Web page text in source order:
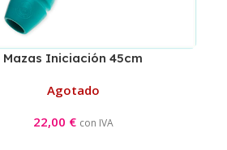
Mazas Iniciación 45cm
Agotado
22,00 € con IVA